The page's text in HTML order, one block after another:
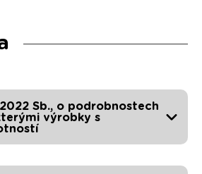
Sb., o podrobnostech
výrobky s